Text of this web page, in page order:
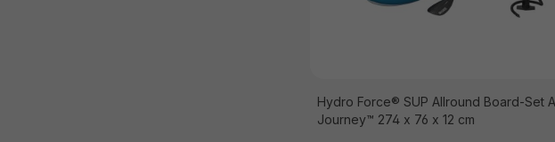
Hydro Force® SUP Allround Board-Set
Journey™ 274 x 76 x 12 cm